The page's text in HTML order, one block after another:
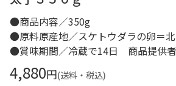
●商品内容／350g
●原料原産地／スケトウダラの卵＝
●賞味期間／冷蔵で14日 商品提供者
4,880円(送料・税込)